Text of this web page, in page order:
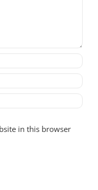
in this browser